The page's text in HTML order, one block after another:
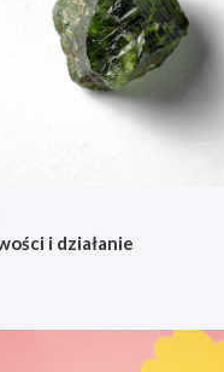
i działanie